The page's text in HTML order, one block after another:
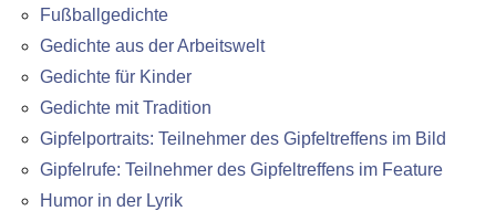
Fußballgedichte
Gedichte aus der Arbeitswelt
Gedichte für Kinder
Gedichte mit Tradition
Gipfelportraits: Teilnehmer des Gipfeltreffens im Bild
Gipfelrufe: Teilnehmer des Gipfeltreffens im Feature
Humor in der Lyrik